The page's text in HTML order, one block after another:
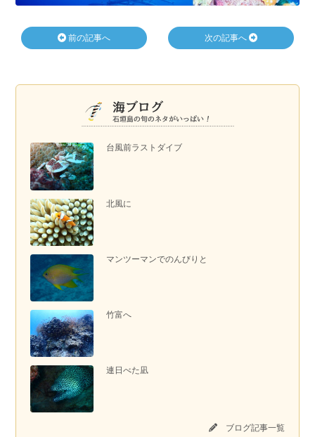
台風前ラストダイブ
北風に
マンツーマンでのんびりと
竹富へ
連日べた凪
ブログ記事一覧
前の記事へ 次の記事へ